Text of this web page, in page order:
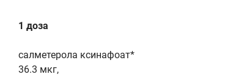
1 доза
салметерола ксинафоат*
36.3 мкг,